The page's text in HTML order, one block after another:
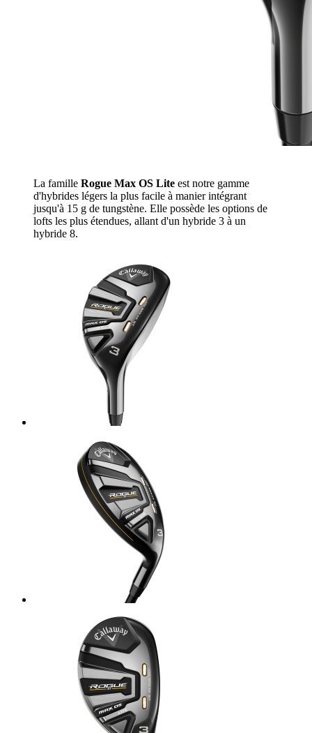
La famille Rogue Max OS Lite est notre gamme
d'hybrides légers la plus facile à manier intégrant
jusqu'à 15 g de tungstène. Elle possède les options de
lofts les plus étendues, allant d'un hybride 3 à un
hybride 8.